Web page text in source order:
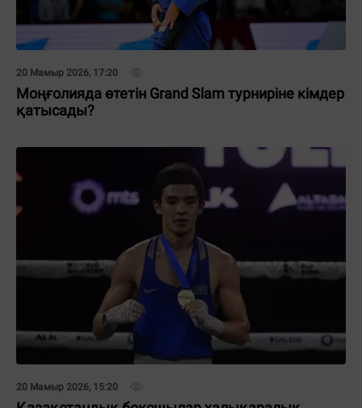
20 Мамыр 2026, 17:20
Моңғолияда өтетін Grand Slam турниріне кімдер
қатысады?
20 Мамыр 2026, 15:20